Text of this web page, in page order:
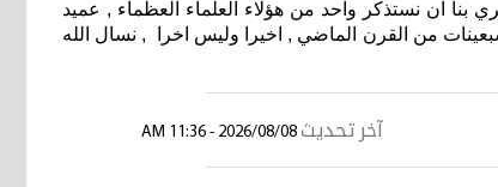
بنا ان نستذكر واحد من هؤلاء العلماء العظماء , عميد
من القرن الماضي , اخيرا وليس اخرا , نسال الله
آخر تحديث 2026/08/08 - 11:36 AM